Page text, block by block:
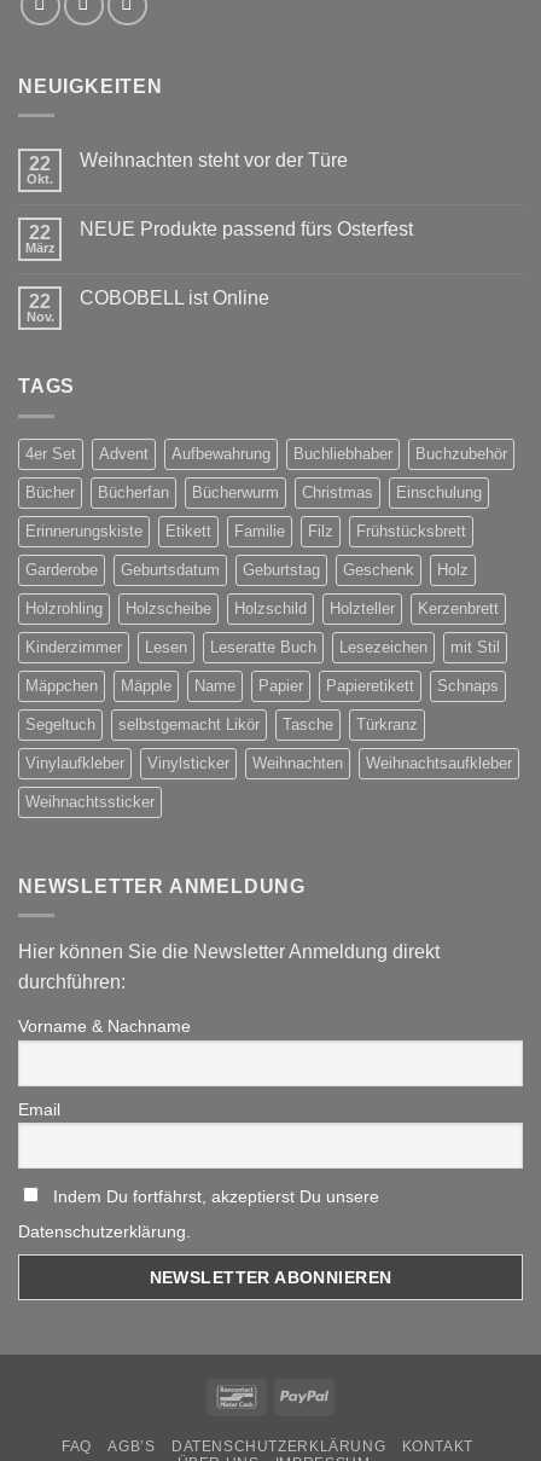
NEUIGKEITEN
22
Okt.
Weihnachten steht vor der Türe
Weihnachten
Türe
22
März
NEUE Produkte passend fürs Osterfest
NEUE
22
Nov.
COBOBELL ist Online
TAGS
4er Set Advent Aufbewahrung Buchliebhaber Buchzubehör
Bücher Bücherfan Bücherwurm Christmas Einschulung
Erinnerungskiste Etikett Familie Filz Frühstücksbrett
Garderobe Geburtsdatum Geburtstag Geschenk Holz
Holzrohling Holzscheibe Holzschild Holzteller Kerzenbrett
Kinderzimmer Lesen Leseratte Buch Lesezeichen mit Stil
Mäppchen Mäpple Name Papier Papieretikett Schnaps
Segeltuch selbstgemacht Likör Tasche Türkranz
Vinylaufkleber Vinylsticker Weihnachten Weihnachtsaufkleber
Weihnachtssticker
NEWSLETTER ANMELDUNG
Hier können Sie die Newsletter Anmeldung direkt
durchführen:
Vorname & Nachname
Email
Indem Du fortfährst, akzeptierst Du unsere
Datenschutzerklärung.
BancontactPayPal
FAQ AGB’S DATENSCHUTZERKLÄRUNG
KONTAKT